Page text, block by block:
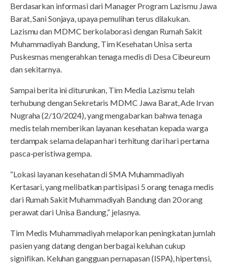
Berdasarkan informasi dari Manager Program Lazismu Jawa
Barat, Sani Sonjaya, upaya pemulihan terus dilakukan.
Lazismu dan MDMC berkolaborasi dengan Rumah Sakit
Muhammadiyah Bandung, Tim Kesehatan Unisa serta
Puskesmas mengerahkan tenaga medis di Desa Cibeureum
dan sekitarnya.
Sampai berita ini diturunkan, Tim Media Lazismu telah
terhubung dengan Sekretaris MDMC Jawa Barat, Ade Irvan
Nugraha (2/10/2024), yang mengabarkan bahwa tenaga
medis telah memberikan layanan kesehatan kepada warga
terdampak selama delapan hari terhitung dari hari pertama
pasca-peristiwa gempa.
“Lokasi layanan kesehatan di SMA Muhammadiyah
Kertasari, yang melibatkan partisipasi 5 orang tenaga medis
dari Rumah Sakit Muhammadiyah Bandung dan 20 orang
perawat dari Unisa Bandung,” jelasnya.
Tim Medis Muhammadiyah melaporkan peningkatan jumlah
pasien yang datang dengan berbagai keluhan cukup
signifikan. Keluhan gangguan pernapasan (ISPA), hipertensi,